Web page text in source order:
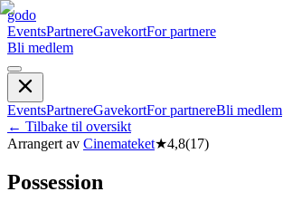
godo
EventsPartnereGavekortFor partnere
Bli medlem
EventsPartnereGavekortFor partnereBli medlem
← Tilbake til oversikt
Arrangert av Cinemateket★4,8(17)
Possession